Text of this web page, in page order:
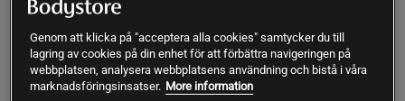
socker och har en mild, neutral smak som gör den enkel att
kombinera med dina favoritsåser.
Ekologisk fettuccine på konjakrot
Låg energimängd – endast 6 kcal per 100 g
Genom att klicka på "acceptera alla cookies" samtycker du till
lagring av cookies på din enhet för att förbättra navigeringen på
webbplatsen, analysera webbplatsens användning och bistå i våra
marknadsföringsinsatser. More information